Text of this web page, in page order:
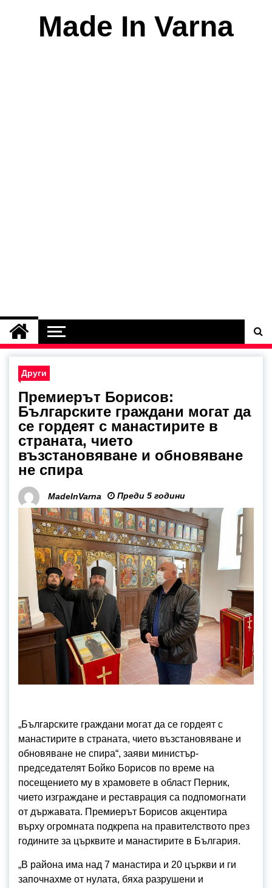
Made In Varna
Други
Премиерът Борисов:
Българските граждани могат да
се гордеят с манастирите в
страната, чието
възстановяване и обновяване
не спира
MadeInVarna Преди 5 години
„Българските граждани могат да се гордеят с
манастирите в страната, чието възстановяване и
обновяване не спира“, заяви министър-
председателят Бойко Борисов по време на
посещението му в храмовете в област Перник,
чието изграждане и реставрация са подпомогнати
от държавата. Премиерът Борисов акцентира
върху огромната подкрепа на правителството през
годините за църквите и манастирите в България.
„В района има над 7 манастира и 20 църкви и ги
започнахме от нулата, бяха разрушени и